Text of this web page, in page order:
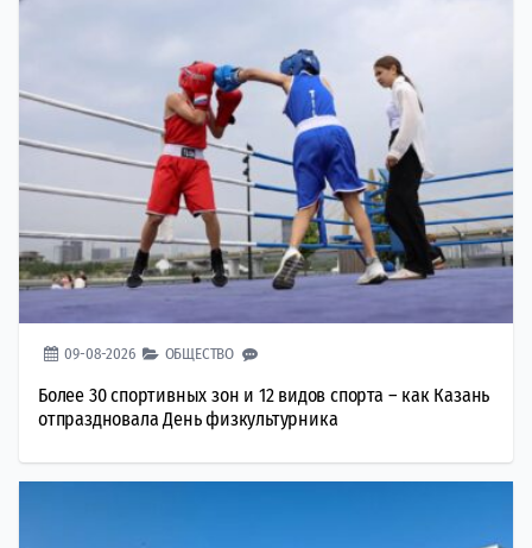
09-08-2026 ОБЩЕСТВО
Более 30 спортивных зон и 12 видов спорта – как Казань
отпраздновала День физкультурника